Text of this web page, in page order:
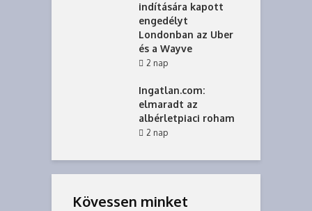
indítására kapott
engedélyt
Londonban az Uber
és a Wayve
2 nap
Ingatlan.com:
elmaradt az
albérletpiaci roham
2 nap
Kövessen minket